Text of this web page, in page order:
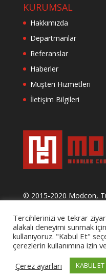
KURUMSAL
Hakkımızda
Departmanlar
Referanslar
Haberler
Müşteri Hizmetleri
İletişim Bilgileri
© 2015-2020 Modcon,
Tercihlerinizi ve tekrar
alakalı deneyimi sunmak
kullanıyoruz. "Kabul Et"
çerezlerin kullanımına izin
Çerez ayarları
KABUL ET